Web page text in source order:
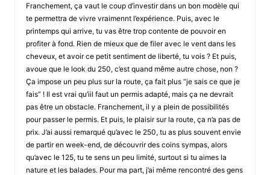
Franchement, ça vaut le coup d’investir dans un bon modèle qui
te permettra de vivre vraimennt l’expérience. Puis, avec le
printemps qui arrive, tu vas être trop contente de pouvoir en
profiter à fond. Rien de mieux que de filer avec le vent dans les
cheveux, et avoir ce petit sentiment de liberté, tu vois ? Et puis,
avoue que le look du 250, c’est quand même autre chose, non ?
Ça impose un peu plus sur la route, ça fait plus “je sais ce que je
fais” ! Il est vrai qu’iil faut un permis adapté, mais ça ne devrait
pas être un obstacle. Franchement, il y a plein de possibilités
pour passer le permis. Et puis, le plaisir sur la route, ça n’a pas de
prix. J’ai aussi remarqué qu’avec le 250, tu as plus souvent envie
de partir en week-end, de découvrir des coins sympas, alors
qu’avec le 125, tu te sens un peu limité, surtout si tu aimes la
nature et les balades. Pour ma part, j’ai même rencontré des gens